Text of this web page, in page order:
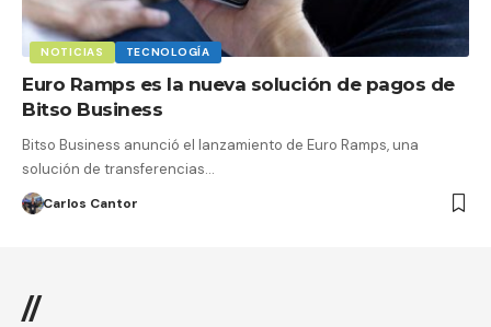
NOTICIAS TECNOLOGÍA
Euro Ramps es la nueva solución de pagos de
Bitso Business
Bitso Business anunció el lanzamiento de Euro Ramps, una
solución de transferencias…
Carlos Cantor
//